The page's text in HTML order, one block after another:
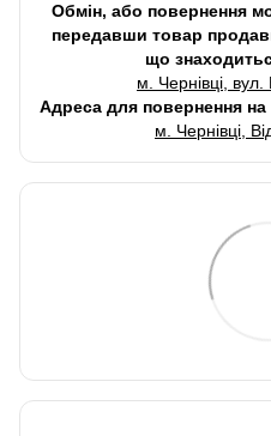
Обмін, або повернення
передавши товар
що
м. Чернівці,
Адреса для повернення
м. Чернівці,